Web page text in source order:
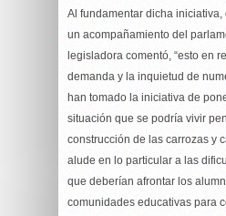
Al fundamentar dicha
un acompañamiento del
legisladora comentó, “esto en
demanda y la inquietud de
han tomado la iniciativa de
situación que se podría vivir
construcción de las carrozas y
alude en lo particular a las
que deberían afrontar los
comunidades educativas para